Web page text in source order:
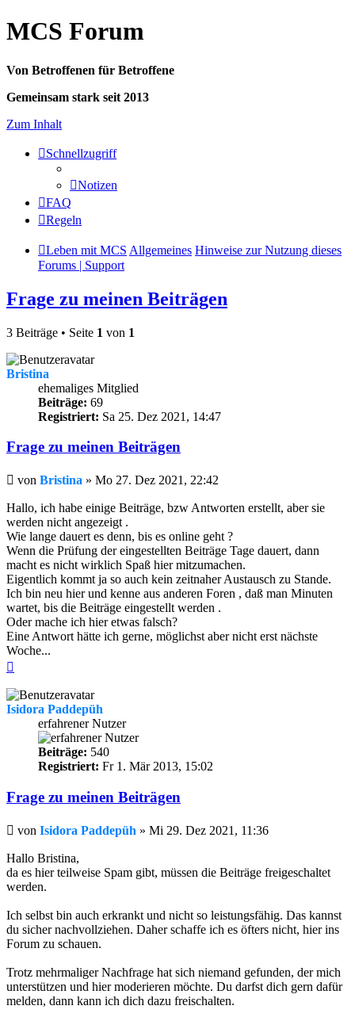
MCS Forum
Von Betroffenen für Betroffene
Gemeinsam stark seit 2013
Zum Inhalt
Schnellzugriff
Notizen
FAQ
Regeln
Leben mit MCS Allgemeines Hinweise zur Nutzung dieses
Forums | Support
Frage zu meinen Beiträgen
3 Beiträge • Seite 1 von 1
Bristina
ehemaliges Mitglied
Beiträge: 69
Registriert: Sa 25. Dez 2021, 14:47
Frage zu meinen Beiträgen
Beitrag
von Bristina » Mo 27. Dez 2021, 22:42
Hallo, ich habe einige Beiträge, bzw Antworten erstellt, aber sie
werden nicht angezeigt .
Wie lange dauert es denn, bis es online geht ?
Wenn die Prüfung der eingestellten Beiträge Tage dauert, dann
macht es nicht wirklich Spaß hier mitzumachen.
Eigentlich kommt ja so auch kein zeitnaher Austausch zu Stande.
Ich bin neu hier und kenne aus anderen Foren , daß man Minuten
wartet, bis die Beiträge eingestellt werden .
Oder mache ich hier etwas falsch?
Eine Antwort hätte ich gerne, möglichst aber nicht erst nächste
Woche...
Isidora Paddepüh
erfahrener Nutzer
Beiträge: 540
Registriert: Fr 1. Mär 2013, 15:02
Frage zu meinen Beiträgen
Beitrag
von Isidora Paddepüh » Mi 29. Dez 2021, 11:36
Hallo Bristina,
da es hier teilweise Spam gibt, müssen die Beiträge freigeschaltet
werden.
Ich selbst bin auch erkrankt und nicht so leistungsfähig. Das kannst
du sicher nachvollziehen. Daher schaffe ich es öfters nicht, hier ins
Forum zu schauen.
Trotz mehrmaliger Nachfrage hat sich niemand gefunden, der mich
unterstützen und hier moderieren möchte. Du darfst dich gern dafür
melden, dann kann ich dich dazu freischalten.